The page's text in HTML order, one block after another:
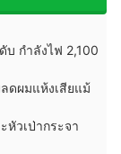
บ กำลังไฟ 2,100
ดผมแห้งเสียแม้
หัวเป่ากระจา